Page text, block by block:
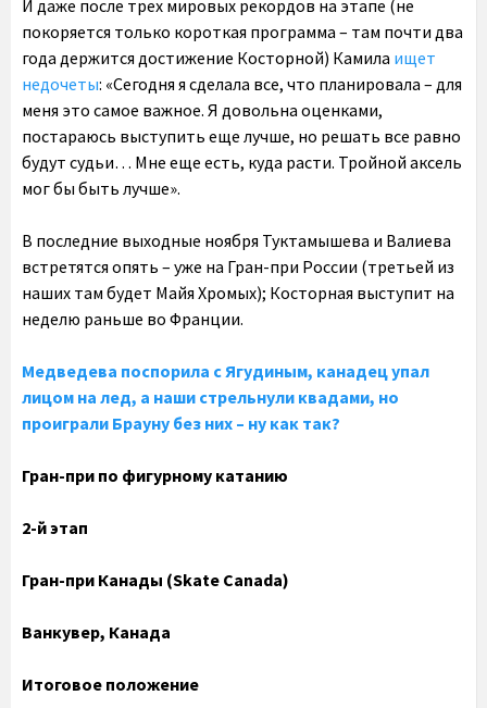
И даже после трех мировых рекордов на этапе (не
покоряется только короткая программа – там почти два
года держится достижение Косторной) Камила ищет
недочеты: «Сегодня я сделала все, что планировала – для
меня это самое важное. Я довольна оценками,
постараюсь выступить еще лучше, но решать все равно
будут судьи… Мне еще есть, куда расти. Тройной аксель
мог бы быть лучше».
В последние выходные ноября Туктамышева и Валиева
встретятся опять – уже на Гран-при России (третьей из
наших там будет Майя Хромых); Косторная выступит на
неделю раньше во Франции.
Медведева поспорила с Ягудиным, канадец упал
лицом на лед, а наши стрельнули квадами, но
проиграли Брауну без них – ну как так?
Гран-при по фигурному катанию
2-й этап
Гран-при Канады (Skate Canada)
Ванкувер, Канада
Итоговое положение